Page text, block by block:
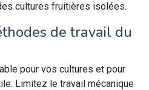
cultures fruitières isolées.
de travail du
pour vos cultures et pour
Limitez le travail mécanique